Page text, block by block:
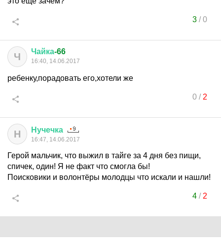
3/0
Ч Чайка-66
16:40, 14.06.2017
ребенку,порадовать его,хотели же
0/ 2
Н Нучечка
16:47, 14.06.2017
Герой мальчик, что выжил в тайге за 4 дня без пищи,
спичек, один! Я не факт что смогла бы!
Поисковики и волонтёры молодцы что искали и нашли!
4/ 2